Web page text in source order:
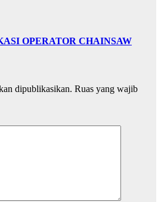
OPERATOR CHAINSAW
dipublikasikan. Ruas yang wajib